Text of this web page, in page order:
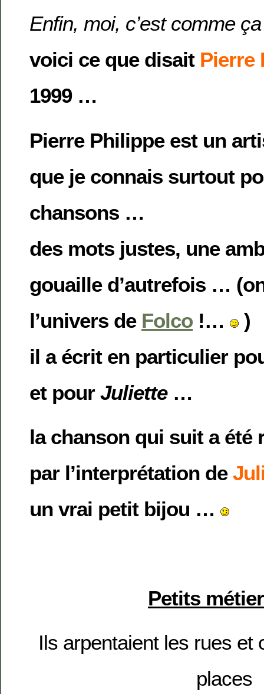
Enfin, moi, c’est comme
voici ce que disait Pierre
1999 …
Pierre Philippe est un
que je connais surtout
chansons …
des mots justes, une
gouaille d’autrefois …
l’univers de Folco !…
)
il a écrit en particulier
et pourJuliette…
la chanson qui suit a été
par l’interprétation de
un vrai petit bijou …
Petits
Ils arpentaient les rues et
places